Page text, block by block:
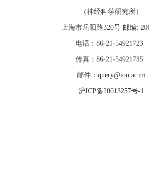
（神经科学研究所）
上海市岳阳路320号 邮编:
电话：86-21-54921723
传真：86-21-54921735
邮件：query@ion.ac.cn
沪ICP备20013257号-1